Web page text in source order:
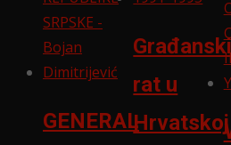
GENERAL
rat u
Hrvatskoj